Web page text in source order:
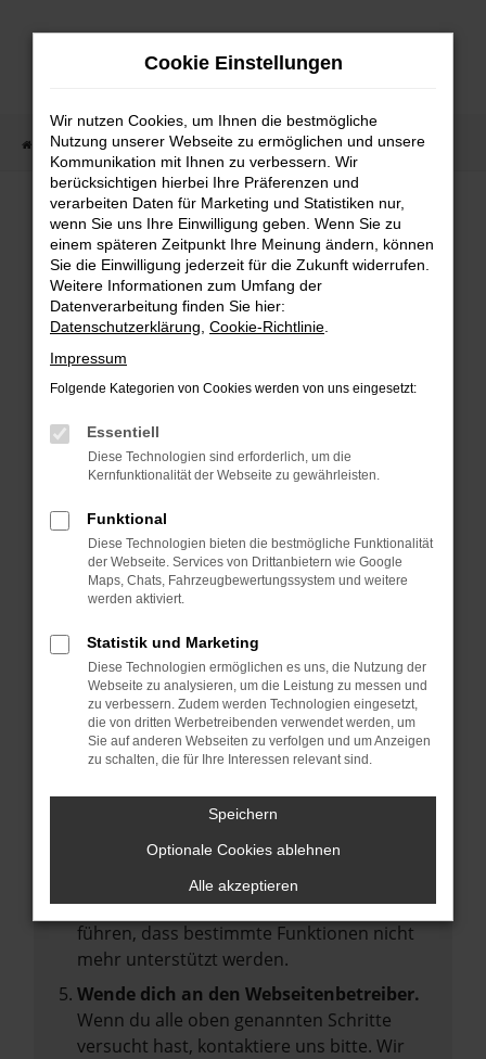
Zum
Startseite Fahrzeugangebote Fahrzeugmarkt
Fahrzeugmarkt
Fehler: Network Error
Beim Laden ist ein Fehler aufgetreten.
Hier sind ein paar Tipps, die dir helfen können:
Überprüfe deine Firewall und deine
Internetverbindung.
deine Suchmaschine?
Prüfe deine Browsererweiterungen.
Manche Erweiterungen, wie Werbeblocker,
können das Laden bestimmter Seiten
anderen Browser oder in einem privaten
Fenster?
Starte dein Gerät neu.
Das kann manchmal helfen,
vorübergehende Probleme zu beheben.
Stelle sicher, dass dein Browser und dein
Betriebssystem auf dem neuesten Stand
Veraltete Software birgt nicht nur ein
Sicherheitsrisiko, sondern kann auch dazu
führen, dass bestimmte Funktionen nicht
mehr unterstützt werden.
Wende dich an den Webseitenbetreiber.
Wenn du alle oben genannten Schritte
versucht hast, kontaktiere uns bitte. Wir
Cookie Einstellungen
Wir nutzen Cookies, um Ihnen die bestmögliche
Nutzung unserer Webseite zu ermöglichen und unsere
Kommunikation mit Ihnen zu verbessern. Wir
berücksichtigen hierbei Ihre Präferenzen und
verarbeiten Daten für Marketing und Statistiken nur,
wenn Sie uns Ihre Einwilligung geben. Wenn Sie zu
einem späteren Zeitpunkt Ihre Meinung ändern, können
Sie die Einwilligung jederzeit für die Zukunft widerrufen.
Weitere Informationen zum Umfang der
Datenverarbeitung finden Sie hier:
Datenschutzerklärung Cookie-Richtlinie
Impressum
Folgende Kategorien von Cookies werden von uns eingesetzt:
Essentiell
Diese Technologien sind erforderlich, um die
Kernfunktionalität der Webseite zu gewährleisten.
Funktional
Diese Technologien bieten die bestmögliche Funktionalität
der Webseite. Services von Drittanbietern wie Google
Maps, Chats, Fahrzeugbewertungssystem und weitere
werden aktiviert.
Statistik und Marketing
Diese Technologien ermöglichen es uns, die Nutzung der
Webseite zu analysieren, um die Leistung zu messen und
zu verbessern. Zudem werden Technologien eingesetzt,
die von dritten Werbetreibenden verwendet werden, um
Sie auf anderen Webseiten zu verfolgen und um Anzeigen
zu schalten, die für Ihre Interessen relevant sind.
Speichern
Optionale Cookies ablehnen
Alle akzeptieren